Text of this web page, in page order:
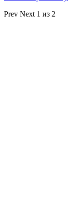
Prev Next 1 из 2